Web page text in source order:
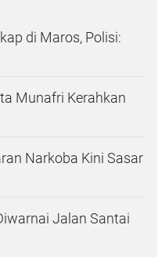
di Maros, Polisi:
Munafri Kerahkan
Narkoba Kini Sasar
Jalan Santai